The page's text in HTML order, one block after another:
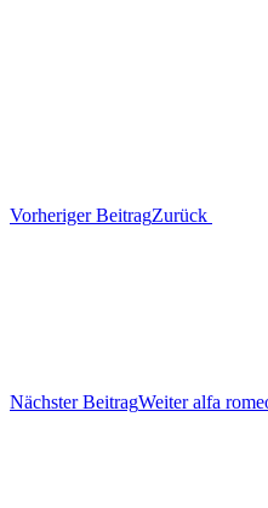
Vorheriger BeitragZurück
Nächster BeitragWeiter alfa